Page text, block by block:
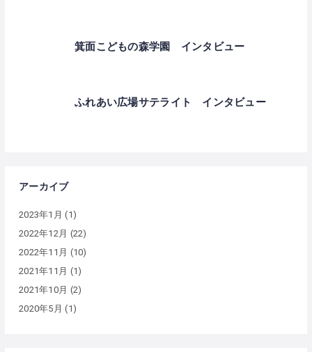
箕面こどもの森学園 インタビュー
ふれあい広場サテライト インタビュー
アーカイブ
2023年1月 (1)
2022年12月 (22)
2022年11月 (10)
2021年11月 (1)
2021年10月 (2)
2020年5月 (1)